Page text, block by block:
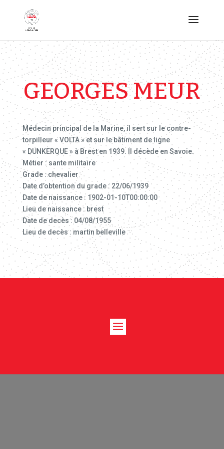
GEORGES MEUR
Médecin principal de la Marine, il sert sur le contre-
torpilleur « VOLTA » et sur le bâtiment de ligne
« DUNKERQUE » à Brest en 1939. Il décède en Savoie.
Métier : sante militaire
Grade : chevalier
Date d’obtention du grade : 22/06/1939
Date de naissance : 1902-01-10T00:00:00
Lieu de naissance : brest
Date de decès : 04/08/1955
Lieu de decès : martin belleville